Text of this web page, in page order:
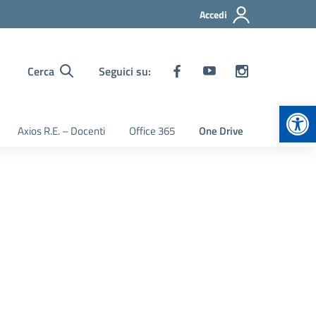
Accedi
Cerca Seguici su:
Axios R.E. – Docenti Office 365 One Drive